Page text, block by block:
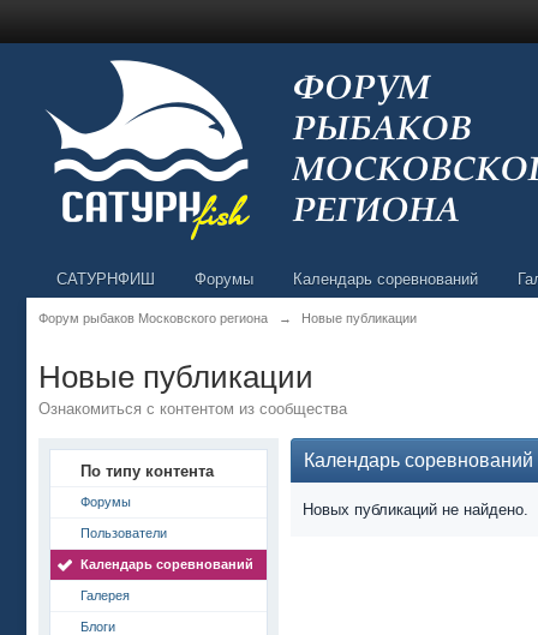
САТУРНФИШ Форумы Календарь соревнований
Форум рыбаков Московского региона → Новые публикации
Новые публикации
Ознакомиться с контентом из сообщества
По типу контента
Форумы
Пользователи
Календарь соревнований
Галерея
Блоги
Календарь соревнований
Новых публикаций не найдено.